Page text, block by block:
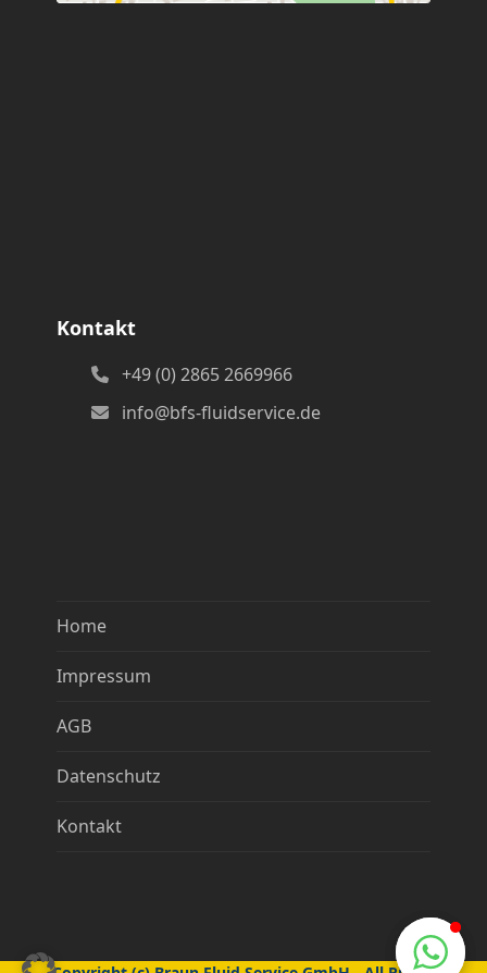
Kontakt
+49 (0) 2865 2669966
info@bfs-fluidservice.de
Home
Impressum
AGB
Datenschutz
Kontakt